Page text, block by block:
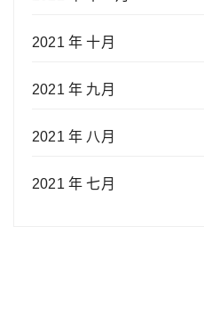
2021 年 十月
2021 年 九月
2021 年 八月
2021 年 七月